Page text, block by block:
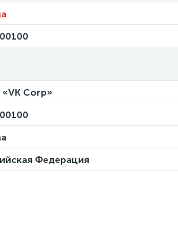
Corp»
Федерация